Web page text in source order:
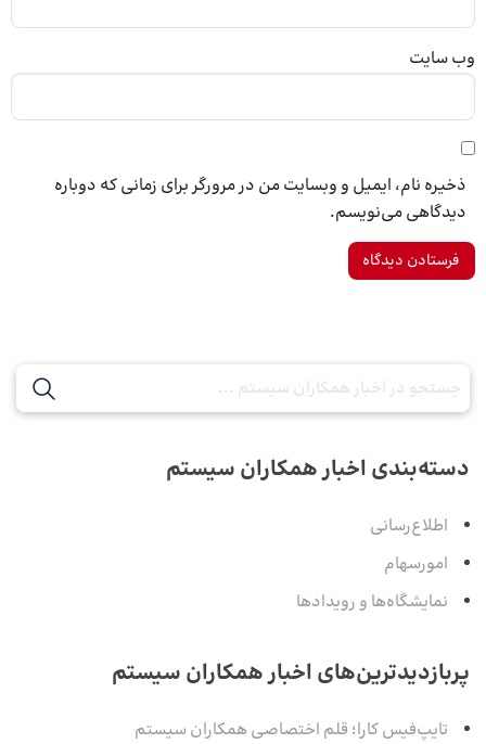
وب‌ سایت
ذخیره نام، ایمیل و وبسایت من در مرورگر برای زمانی که دوباره
دیدگاهی می‌نویسم.
دسته‌بندی اخبار همکاران سیستم
اطلاع‌رسانی
امورسهام
نمایشگاه‌ها و رویدادها
پربازدیدترین‌های اخبار همکاران سیستم
تایپ‌فیس کارا؛ قلم اختصاصی همکاران سیستم